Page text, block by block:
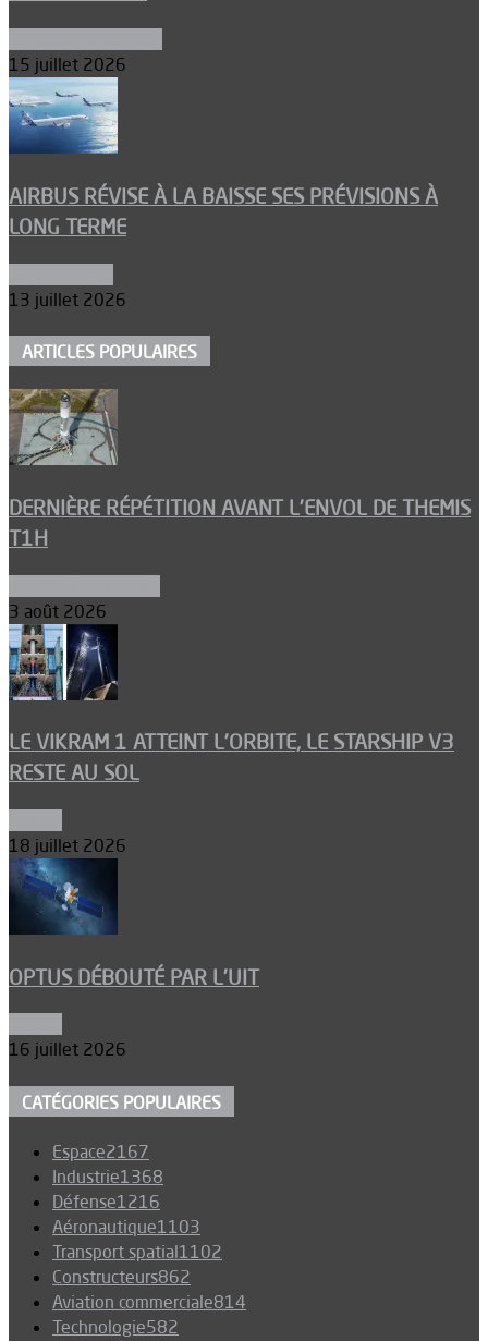
15 juillet 2026
AIRBUS RÉVISE À LA BAISSE SES PRÉVISIONS À
LONG TERME
13 juillet 2026
ARTICLES POPULAIRES
DERNIÈRE RÉPÉTITION AVANT L’ENVOL DE THEMIS
T1H
3 août 2026
LE VIKRAM 1 ATTEINT L’ORBITE, LE STARSHIP V3
RESTE AU SOL
18 juillet 2026
OPTUS DÉBOUTÉ PAR L’UIT
16 juillet 2026
CATÉGORIES POPULAIRES
Espace2167
Industrie1368
Défense1216
Aéronautique1103
Transport spatial1102
Constructeurs862
Aviation commerciale814
Technologie582